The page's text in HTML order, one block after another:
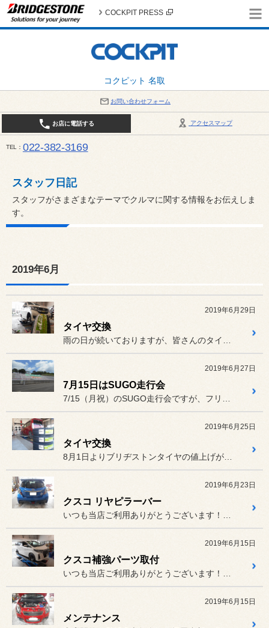
コクピット 名取
COCKPIT PRESS
お問い合わせフォーム
アクセスマップ
お店に電話する
TEL 022-382-3169
スタッフ日記
スタッフがさまざまなテーマでクルマに関する情報をお伝えしま
す。
2019年6月
2019年6月29日
タイヤ交換
2019年6月27日
7月15日はSUGO走行会
2019年6月25日
タイヤ交換
2019年6月23日
クスコ リヤピラーバー
2019年6月15日
クスコ補強パーツ取付
2019年6月15日
メンテナンス